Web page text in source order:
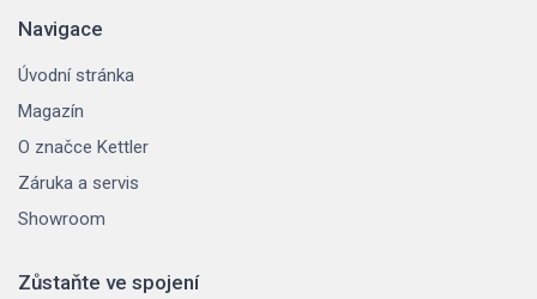
Navigace
Úvodní stránka
Magazín
O značce Kettler
Záruka a servis
Showroom
Zůstaňte ve spojení